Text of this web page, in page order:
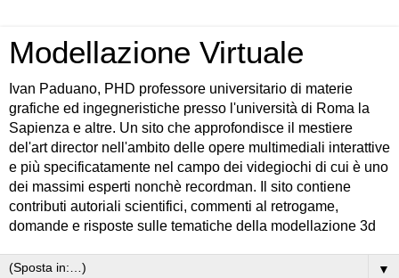
Modellazione Virtuale
Ivan Paduano, PHD professore universitario di materie
grafiche ed ingegneristiche presso l'università di Roma la
Sapienza e altre. Un sito che approfondisce il mestiere
del'art director nell'ambito delle opere multimediali interattive
e più specificatamente nel campo dei videgiochi di cui è uno
dei massimi esperti nonchè recordman. Il sito contiene
contributi autoriali scientifici, commenti al retrogame,
domande e risposte sulle tematiche della modellazione 3d
▼